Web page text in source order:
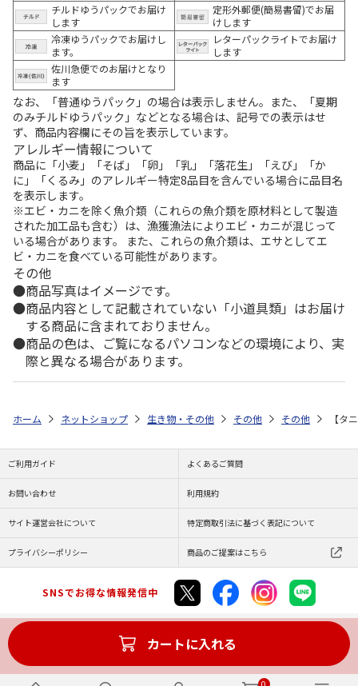
チルドゆうパックでお届け
します
定形外郵便(簡易書留)でお届
けします
冷凍ゆうパックでお届けし
ます。
レターパックライトでお届け
します
佐川急便でのお届けとなり
ます
なお、「普通ゆうパック」の場合は表示しません。また、「夏期
のみチルドゆうパック」などとなる場合は、記号での表示はせ
ず、商品内容欄にその旨を表示しています。
アレルギー情報について
商品に「小麦」「そば」「卵」「乳」「落花生」「えび」「か
に」「くるみ」のアレルギー特定8品目を含んでいる場合に品目名
を表示します。
※エビ・カニを除く魚介類（これらの魚介類を原材料として製造
された加工品も含む）は、漁獲漁法によりエビ・カニが混じって
いる場合があります。 また、これらの魚介類は、エサとしてエ
ビ・カニを食べている可能性があります。
その他
商品写真はイメージです。
商品内容として記載されていない「小道具類」はお届け
する商品に含まれておりません。
商品の色は、ご覧になるパソコンなどの環境により、実
際と異なる場合があります。
カートに入れる
ホーム ネットショップ 生き物・その他 その他 その他 【タ
ご利用ガイド よくあるご質問
お問い合わせ 利用規約
サイト運営会社について 特定商取引法に基づく表記について
プライバシーポリシー 商品のご提案はこちら
SNSでお得な情報発信中